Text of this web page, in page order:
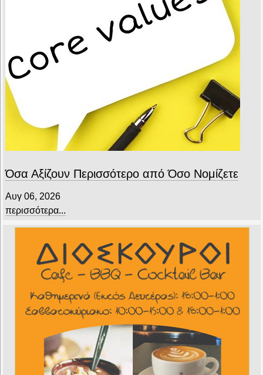
Όσα Αξίζουν Περισσότερο από Όσο Νομίζετε
Αυγ 06, 2026
περισσότερα...